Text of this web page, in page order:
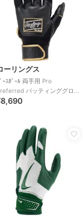
ーリングス
ｰｽﾎﾞｰﾙ 両手用 Pro
バッティンググロー
-ブラック